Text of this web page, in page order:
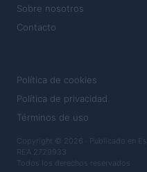
Sobre nosotros
Contacto
Política de cookies
Política de privacidad
Términos de uso
Copyright © 2026 · Publicado en
REA 2729933
Todos los derechos reservados